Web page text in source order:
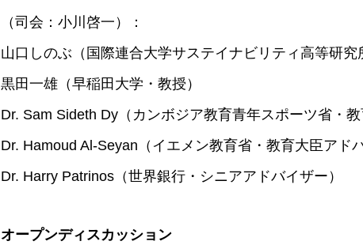
（司会：小川啓一）：
山口しのぶ（国際連合大学サステイナビリティ高等研究
黒田一雄（早稲田大学・教授）
Dr. Sam Sideth Dy（カンボジア教育青年スポーツ省・教
Dr. Hamoud Al-Seyan（イエメン教育省・教育大臣アド
Dr. Harry Patrinos（世界銀行・シニアアドバイザー）
オープンディスカッション